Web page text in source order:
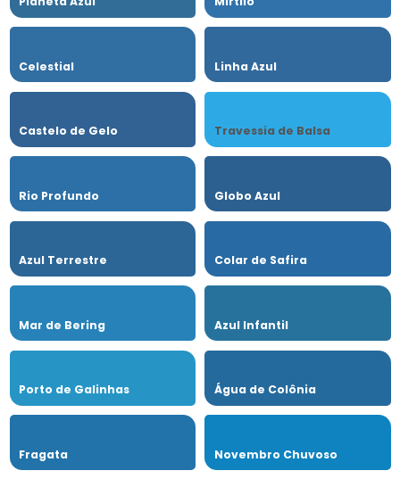
Celestial Linha Azul
Castelo de Gelo Travessia de Balsa
Rio Profundo Globo Azul
Azul Terrestre Colar de Safira
Mar de Bering Azul Infantil
Porto de Galinhas Água de Colônia
Fragata Novembro Chuvoso